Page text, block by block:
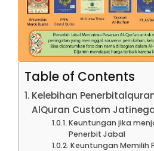
Table of Contents
Kelebihan
AlQuran Custom
Keuntungan jika
Penerbit Jabal
Keuntungan Memilih